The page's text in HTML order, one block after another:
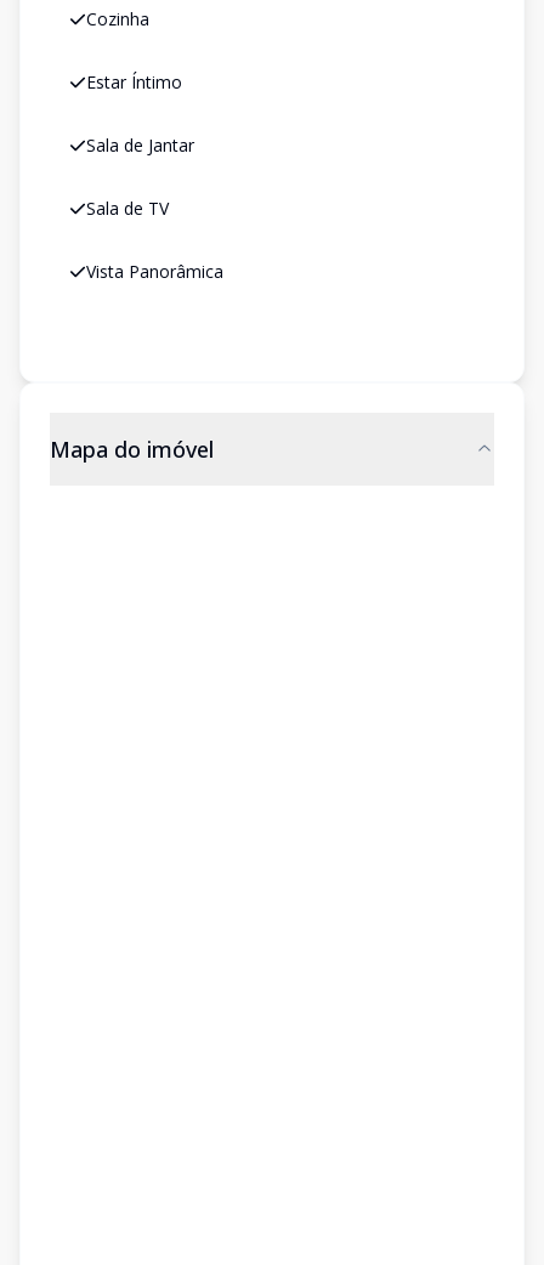
Cozinha
Estar Íntimo
Sala de Jantar
Sala de TV
Vista Panorâmica
Mapa do imóvel